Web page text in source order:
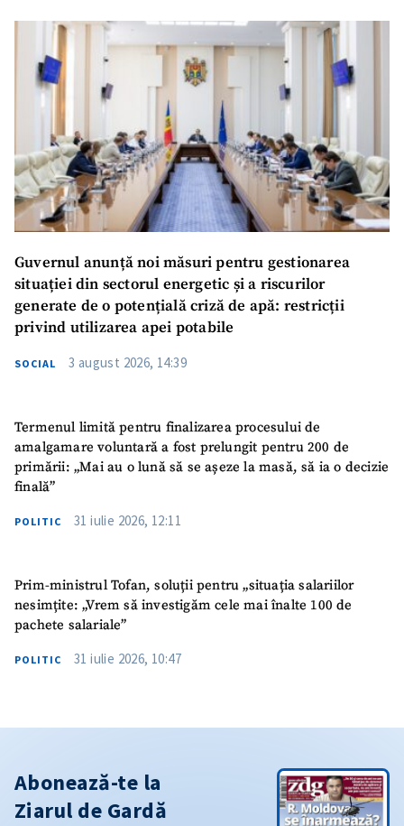
Guvernul anunță noi măsuri pentru gestionarea
situației din sectorul energetic și a riscurilor
generate de o potențială criză de apă: restricții
privind utilizarea apei potabile
SOCIAL 3 august 2026, 14:39
Termenul limită pentru finalizarea procesului de
amalgamare voluntară a fost prelungit pentru 200 de
primării: „Mai au o lună să se așeze la masă, să ia o decizie
finală”
POLITIC 31 iulie 2026, 12:11
Prim-ministrul Tofan, soluții pentru „situația salariilor
nesimțite: „Vrem să investigăm cele mai înalte 100 de
pachete salariale”
POLITIC 31 iulie 2026, 10:47
Abonează-te la
Ziarul de Gardă